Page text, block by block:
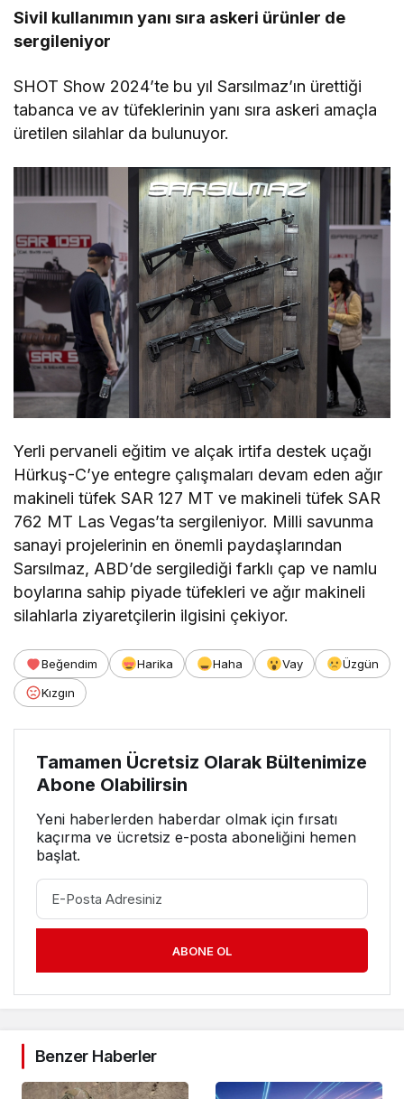
Sivil kullanımın yanı sıra askeri ürünler de
sergileniyor
SHOT Show 2024’te bu yıl Sarsılmaz’ın ürettiği
tabanca ve av tüfeklerinin yanı sıra askeri amaçla
üretilen silahlar da bulunuyor.
Yerli pervaneli eğitim ve alçak irtifa destek uçağı
Hürkuş-C’ye entegre çalışmaları devam eden ağır
makineli tüfek SAR 127 MT ve makineli tüfek SAR
762 MT Las Vegas’ta sergileniyor. Milli savunma
sanayi projelerinin en önemli paydaşlarından
Sarsılmaz, ABD’de sergilediği farklı çap ve namlu
boylarına sahip piyade tüfekleri ve ağır makineli
silahlarla ziyaretçilerin ilgisini çekiyor.
Beğendim Harika Haha Vay
Üzgün
Kızgın
Tamamen Ücretsiz Olarak Bültenimize
Abone Olabilirsin
Yeni haberlerden haberdar olmak için fırsatı
kaçırma ve ücretsiz e-posta aboneliğini hemen
başlat.
ABONE OL
Benzer Haberler